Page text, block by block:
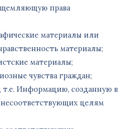
права
материалы или
материалы;
материалы;
чувства граждан;
т.е. Информацию, созданную в
целям